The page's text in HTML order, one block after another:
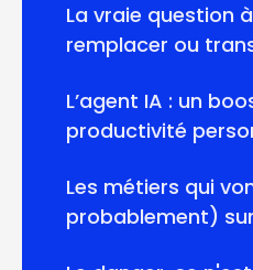
La vraie question
remplacer ou
L’agent IA : un
productivité
Les métiers qui
probablement)